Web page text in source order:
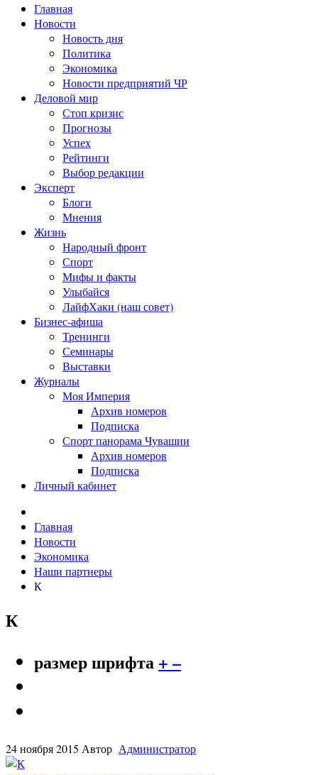
Главная
Новости
Новость дня
Политика
Экономика
Новости предприятий ЧР
Деловой мир
Стоп кризис
Прогнозы
Успех
Рейтинги
Выбор редакции
Эксперт
Блоги
Мнения
Жизнь
Народный фронт
Спорт
Мифы и факты
Улыбайся
ЛайфХаки (наш совет)
Бизнес-афиша
Тренинги
Семинары
Выставки
Журналы
Моя Империя
Архив номеров
Подписка
Спорт панорама Чувашии
Архив номеров
Подписка
Личный кабинет
Главная
Новости
Экономика
Наши партнеры
К
К
размер шрифта + –
24 ноября 2015 Автор Администратор